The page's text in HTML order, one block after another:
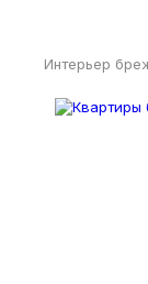
Интерьер